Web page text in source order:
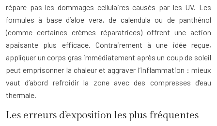
répare pas les dommages cellulaires causés par les UV. Les
formules à base d’aloe vera, de calendula ou de panthénol
(comme certaines crèmes réparatrices) offrent une action
apaisante plus efficace. Contrairement à une idée reçue,
appliquer un corps gras immédiatement après un coup de soleil
peut emprisonner la chaleur et aggraver l’inflammation : mieux
vaut d’abord refroidir la zone avec des compresses d’eau
thermale.
Les erreurs d’exposition les plus fréquentes